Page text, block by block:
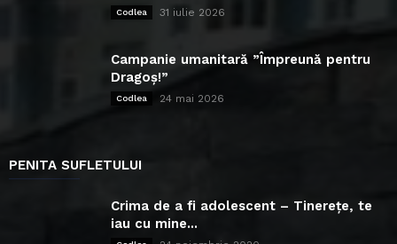
Codlea 31 iulie 2026
Campanie umanitară ”Împreună pentru
Dragoș!”
Codlea 24 mai 2026
PENITA SUFLETULUI
Crima de a fi adolescent – Tinerețe, te
iau cu mine...